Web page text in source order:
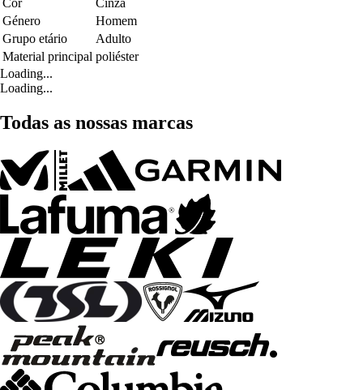
Cor
Cinza
Género
Homem
Grupo etário
Adulto
Material principal poliéster
Loading...
Loading...
Todas as nossas marcas